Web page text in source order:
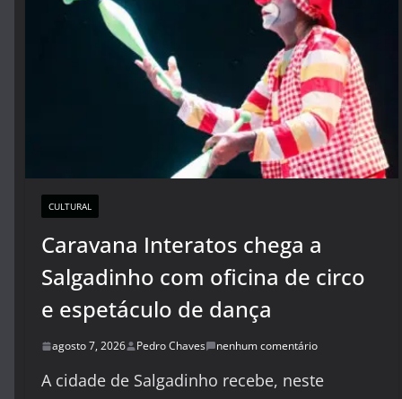
CULTURAL
Caravana Interatos chega a
Salgadinho com oficina de circo
e espetáculo de dança
agosto 7, 2026 Pedro Chaves nenhum comentário
A cidade de Salgadinho recebe, neste